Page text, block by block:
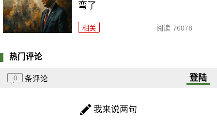
弯了
相关 阅读 76078
热门评论
0 条评论 登陆
我来说两句